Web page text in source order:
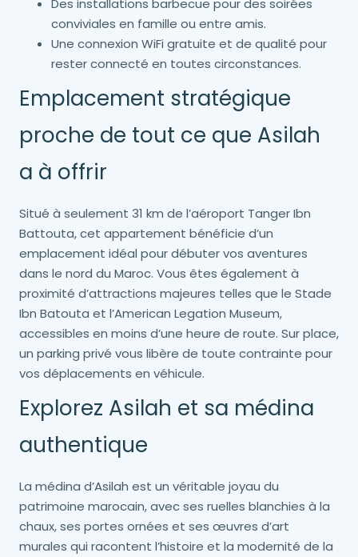
Des installations barbecue pour des soirées
conviviales en famille ou entre amis.
Une connexion WiFi gratuite et de qualité pour
rester connecté en toutes circonstances.
Emplacement stratégique
proche de tout ce que Asilah
a à offrir
Situé à seulement 31 km de l’aéroport Tanger Ibn
Battouta, cet appartement bénéficie d’un
emplacement idéal pour débuter vos aventures
dans le nord du Maroc. Vous êtes également à
proximité d’attractions majeures telles que le Stade
Ibn Batouta et l’American Legation Museum,
accessibles en moins d’une heure de route. Sur place,
un parking privé vous libère de toute contrainte pour
vos déplacements en véhicule.
Explorez Asilah et sa médina
authentique
La médina d’Asilah est un véritable joyau du
patrimoine marocain, avec ses ruelles blanchies à la
chaux, ses portes ornées et ses œuvres d’art
murales qui racontent l’histoire et la modernité de la